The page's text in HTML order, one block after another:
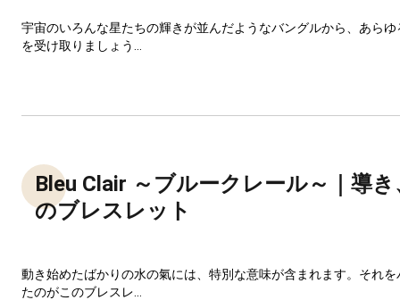
宇宙のいろんな星たちの輝きが並んだようなバングルから、あら
を受け取りましょう...
Bleu Clair ～ブルークレール～｜導
のブレスレット
動き始めたばかりの水の氣には、特別な意味が含まれます。それ
たのがこのブレスレ...